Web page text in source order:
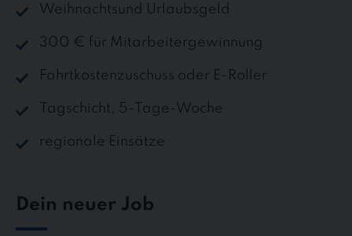
Weihnachtsund Urlaubsgeld
300 € für Mitarbeitergewinnung
Fahrtkostenzuschuss oder E-Roller
Tagschicht, 5-Tage-Woche
regionale Einsätze
Dein neuer Job